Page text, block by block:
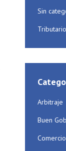
Sin
Tributario
Arbitraje
Buen